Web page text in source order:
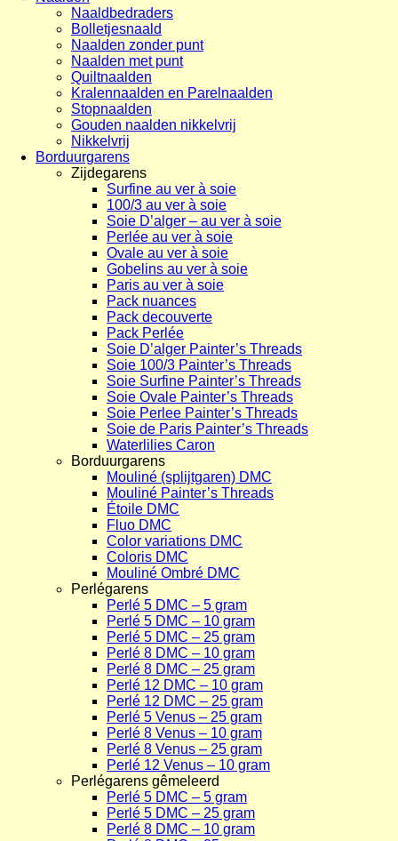
Naaldbedraders
Bolletjesnaald
Naalden zonder punt
Naalden met punt
Quiltnaalden
Kralennaalden en Parelnaalden
Stopnaalden
Gouden naalden nikkelvrij
Nikkelvrij
Borduurgarens
Zijdegarens
Surfine au ver à soie
100/3 au ver à soie
Soie D’alger – au ver à soie
Perlée au ver à soie
Ovale au ver à soie
Gobelins au ver à soie
Paris au ver à soie
Pack nuances
Pack decouverte
Pack Perlée
Soie D’alger Painter’s Threads
Soie 100/3 Painter’s Threads
Soie Surfine Painter’s Threads
Soie Ovale Painter’s Threads
Soie Perlee Painter’s Threads
Soie de Paris Painter’s Threads
Waterlilies Caron
Borduurgarens
Mouliné (splijtgaren) DMC
Mouliné Painter’s Threads
Étoile DMC
Fluo DMC
Color variations DMC
Coloris DMC
Mouliné Ombré DMC
Perlégarens
Perlé 5 DMC – 5 gram
Perlé 5 DMC – 10 gram
Perlé 5 DMC – 25 gram
Perlé 8 DMC – 10 gram
Perlé 8 DMC – 25 gram
Perlé 12 DMC – 10 gram
Perlé 12 DMC – 25 gram
Perlé 5 Venus – 25 gram
Perlé 8 Venus – 10 gram
Perlé 8 Venus – 25 gram
Perlé 12 Venus – 10 gram
Perlégarens gêmeleerd
Perlé 5 DMC – 5 gram
Perlé 5 DMC – 25 gram
Perlé 8 DMC – 10 gram